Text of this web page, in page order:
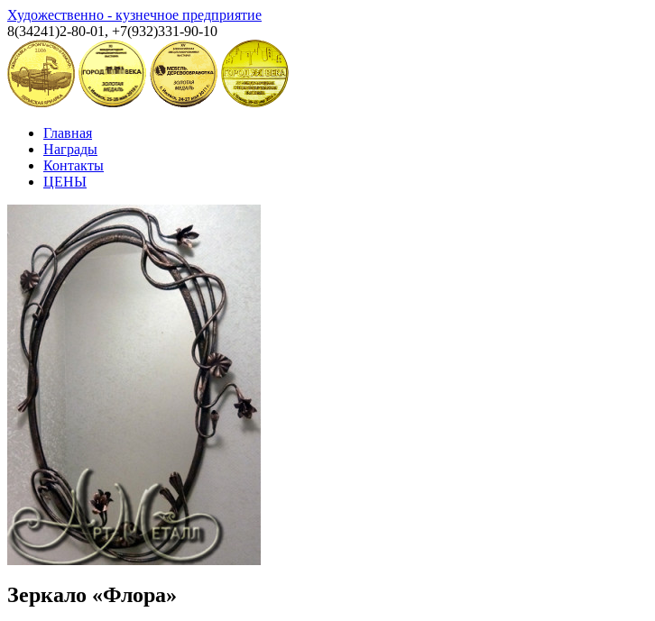
Художественно - кузнечное предприятие
8(34241)2-80-01, +7(932)331-90-10
Главная
Награды
Контакты
ЦЕНЫ
Зеркало «Флора»